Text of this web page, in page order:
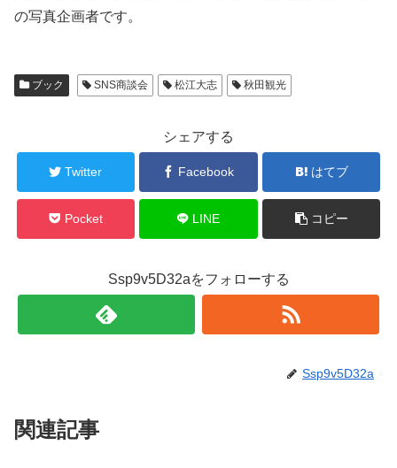
の写真企画者です。
ブック SNS商談会 松江大志 秋田観光
シェアする
Twitter Facebook はてブ
Pocket LINE コピー
Ssp9v5D32aをフォローする
Ssp9v5D32a
関連記事